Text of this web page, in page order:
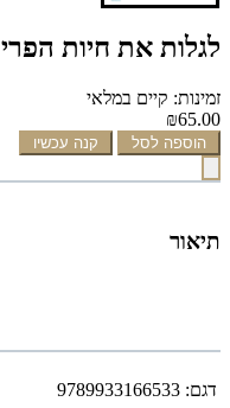
לגלות את חיות הפרי
זמינות: קיים במלאי
₪65.00
הוספה לסל קנה עכשיו
תיאור
דגם: 9789933166533